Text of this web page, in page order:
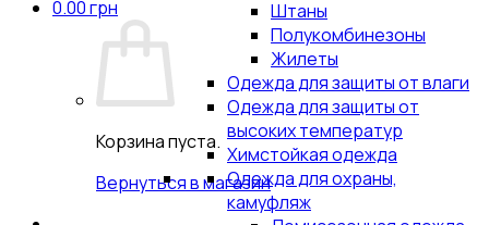
0.00грн
Корзина пуста.
Вернуться в магазин
Штаны
Полукомбинезоны
Жилеты
Одежда для защиты от влаги
Одежда для защиты от
высоких температур
Химстойкая одежда
Одежда для охраны,
камуфляж